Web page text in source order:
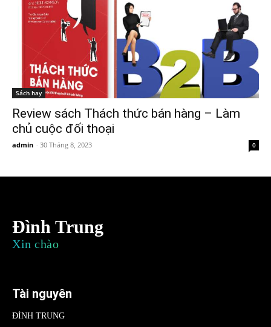
Sách hay
Review sách Thách thức bán hàng – Làm
chủ cuộc đối thoại
admin - 30 Tháng 8, 2023 0
Đình Trung
Xin chào
Tài nguyên
ĐÌNH TRUNG